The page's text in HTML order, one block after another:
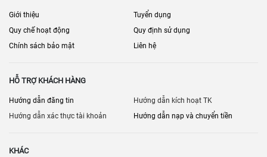
Giới thiệu
Tuyển dụng
Quy chế hoạt động
Quy định sử dụng
Chính sách bảo mật
Liên hệ
HỖ TRỢ KHÁCH HÀNG
Hướng dẫn đăng tin
Hướng dẫn kích hoạt TK
Hướng dẫn xác thực tài khoản
Hướng dẫn nạp và chuyển tiền
KHÁC